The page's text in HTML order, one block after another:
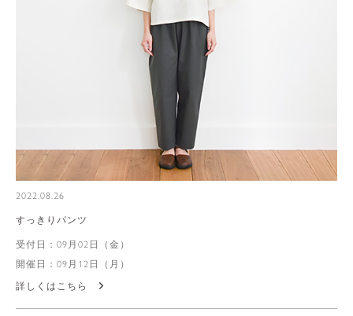
2022.08.26
すっきりパンツ
受付日：09月02日（金）
開催日：09月12日（月）
詳しくはこちら